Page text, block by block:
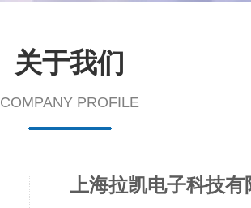
关于我们
COMPANY PROFILE
上海拉凯电子科技有